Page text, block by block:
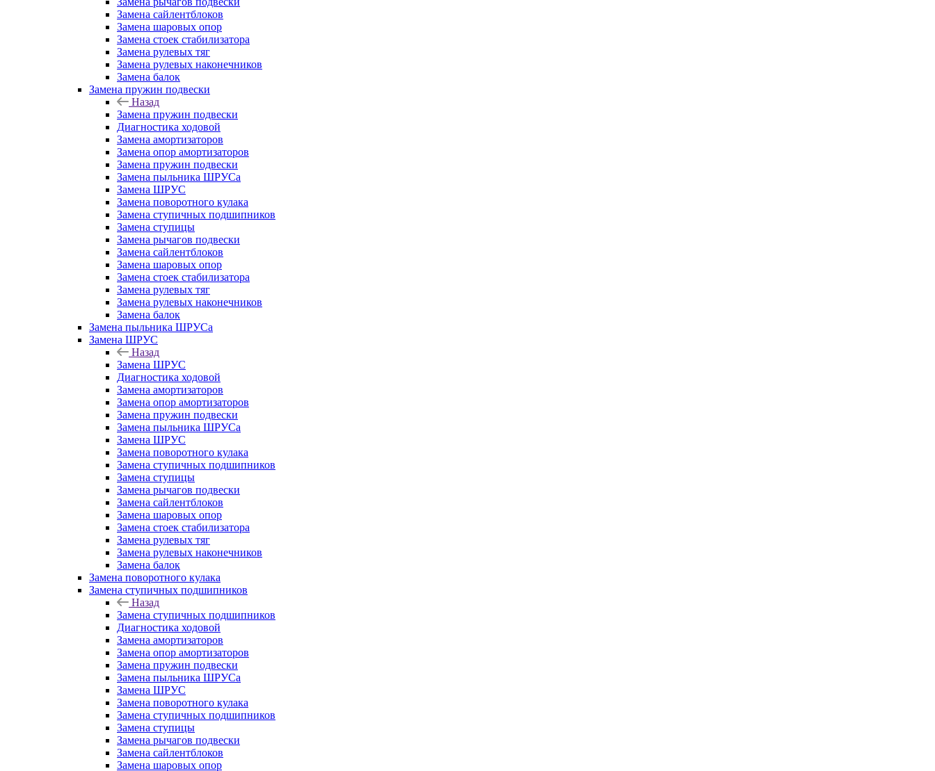
Замена сайлентблоков
Замена шаровых опор
Замена стоек стабилизатора
Замена рулевых тяг
Замена рулевых наконечников
Замена балок
Замена пружин подвески
Назад
Замена пружин подвески
Диагностика ходовой
Замена амортизаторов
Замена опор амортизаторов
Замена пружин подвески
Замена пыльника ШРУСа
Замена ШРУС
Замена поворотного кулака
Замена ступичных подшипников
Замена ступицы
Замена рычагов подвески
Замена сайлентблоков
Замена шаровых опор
Замена стоек стабилизатора
Замена рулевых тяг
Замена рулевых наконечников
Замена балок
Замена пыльника ШРУСа
Замена ШРУС
Назад
Замена ШРУС
Диагностика ходовой
Замена амортизаторов
Замена опор амортизаторов
Замена пружин подвески
Замена пыльника ШРУСа
Замена ШРУС
Замена поворотного кулака
Замена ступичных подшипников
Замена ступицы
Замена рычагов подвески
Замена сайлентблоков
Замена шаровых опор
Замена стоек стабилизатора
Замена рулевых тяг
Замена рулевых наконечников
Замена балок
Замена поворотного кулака
Замена ступичных подшипников
Назад
Замена ступичных подшипников
Диагностика ходовой
Замена амортизаторов
Замена опор амортизаторов
Замена пружин подвески
Замена пыльника ШРУСа
Замена ШРУС
Замена поворотного кулака
Замена ступичных подшипников
Замена ступицы
Замена рычагов подвески
Замена сайлентблоков
Замена шаровых опор